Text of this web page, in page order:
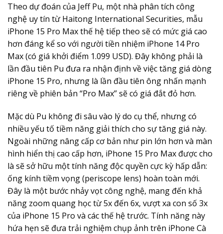
Theo dự đoán của Jeff Pu, một nhà phân tích công
nghệ uy tín từ Haitong International Securities, mẫu
iPhone 15 Pro Max thế hệ tiếp theo sẽ có mức giá cao
hơn đáng kể so với người tiền nhiệm iPhone 14 Pro
Max (có giá khởi điểm 1.099 USD). Đây không phải là
lần đầu tiên Pu đưa ra nhận định về việc tăng giá dòng
iPhone 15 Pro, nhưng là lần đầu tiên ông nhấn mạnh
riêng về phiên bản “Pro Max” sẽ có giá đắt đỏ hơn.
Mặc dù Pu không đi sâu vào lý do cụ thể, nhưng có
nhiều yếu tố tiềm năng giải thích cho sự tăng giá này.
Ngoài những nâng cấp cơ bản như pin lớn hơn và màn
hình hiển thị cao cấp hơn, iPhone 15 Pro Max được cho
là sẽ sở hữu một tính năng độc quyền cực kỳ hấp dẫn:
ống kính tiềm vọng (periscope lens) hoàn toàn mới.
Đây là một bước nhảy vọt công nghệ, mang đến khả
năng zoom quang học từ 5x đến 6x, vượt xa con số 3x
của iPhone 15 Pro và các thế hệ trước. Tính năng này
hứa hẹn sẽ đưa trải nghiệm chụp ảnh trên iPhone Cà